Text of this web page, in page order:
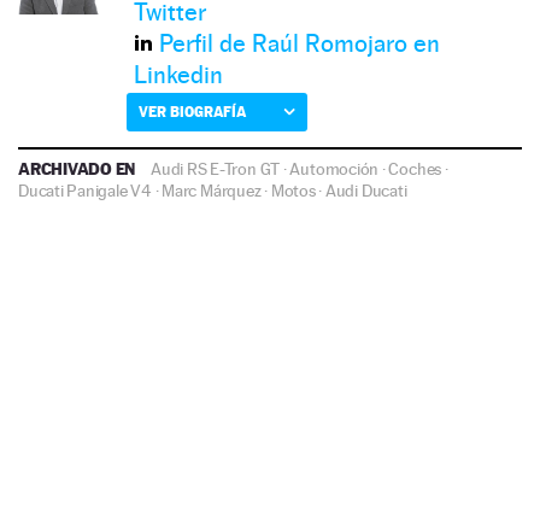
Twitter
Perfil de Raúl Romojaro en
Linkedin
VER BIOGRAFÍA
ARCHIVADO EN Audi RS E-Tron GT ·Automoción ·Coches ·
Ducati Panigale V4 ·Marc Márquez· Motos· Audi Ducati